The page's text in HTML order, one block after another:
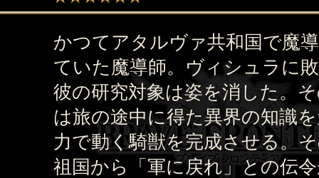
かつてアタルヴァ共和国で魔
ていた魔導師。ヴィシュラに
彼の研究対象は姿を消した。
は旅の途中に得た異界の知識
力で動く騎獣を完成させる。
祖国から「軍に戻れ」との伝